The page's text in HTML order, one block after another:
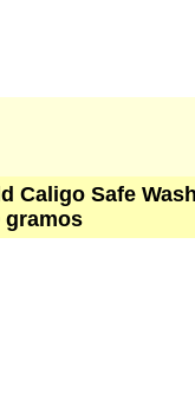
Caligo Safe
gramos